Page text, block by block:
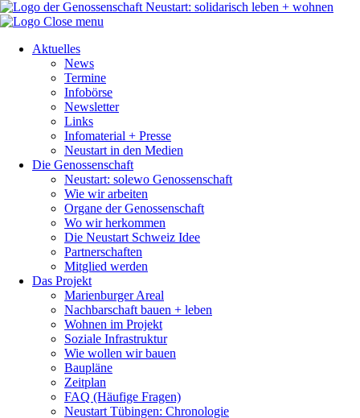
Close menu
Aktuelles
News
Termine
Infobörse
Newsletter
Links
Infomaterial + Presse
Neustart in den Medien
Die Genossenschaft
Neustart: solewo Genossenschaft
Wie wir arbeiten
Organe der Genossenschaft
Wo wir herkommen
Die Neustart Schweiz Idee
Partnerschaften
Mitglied werden
Das Projekt
Marienburger Areal
Nachbarschaft bauen + leben
Wohnen im Projekt
Soziale Infrastruktur
Wie wollen wir bauen
Baupläne
Zeitplan
FAQ (Häufige Fragen)
Neustart Tübingen: Chronologie